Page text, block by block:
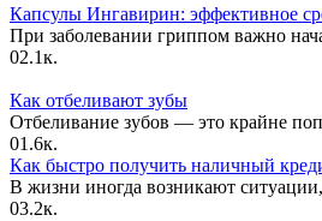
Капсулы Ингавирин: эффективное
При заболевании гриппом важно
02.1к.
Как отбеливают зубы
Отбеливание зубов — это крайне
01.6к.
Как быстро получить наличный
В жизни иногда возникают ситуации,
03.2к.